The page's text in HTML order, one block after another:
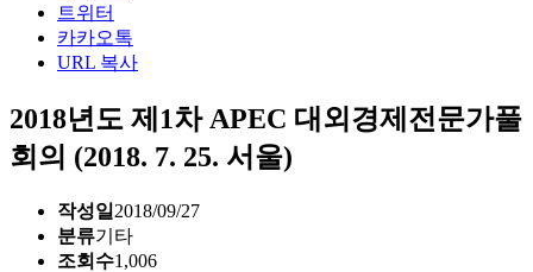
트위터
카카오톡
URL 복사
2018년도 제1차 APEC 대외경제전문가풀
회의 (2018. 7. 25. 서울)
작성일 2018/09/27
분류기타
조회수1,006